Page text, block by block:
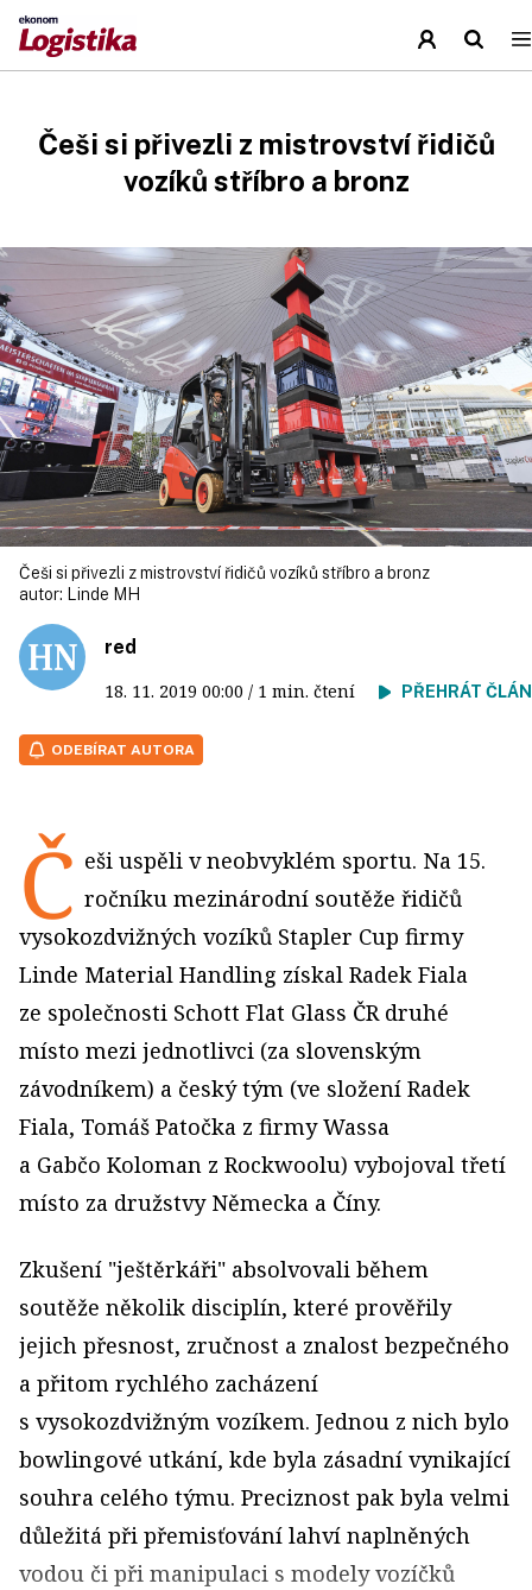
Češi si přivezli z mistrovství řidičů
vozíků stříbro a bronz
Češi si přivezli z mistrovství řidičů vozíků stříbro a bronz
autor:
Linde MH
red
18. 11. 2019 00:00 / 1 min. čtení PŘEHRÁT
ODEBÍRAT AUTORA
Č eši uspěli v neobvyklém sportu. Na 15.
ročníku mezinárodní soutěže řidičů
vysokozdvižných vozíků Stapler Cup firmy
Linde Material Handling získal Radek Fiala
ze společnosti Schott Flat Glass ČR druhé
místo mezi jednotlivci (za slovenským
závodníkem) a český tým (ve složení Radek
Fiala, Tomáš Patočka z firmy Wassa
a Gabčo Koloman z Rockwoolu) vybojoval třetí
místo za družstvy Německa a Číny.
Zkušení "ještěrkáři" absolvovali během
soutěže několik disciplín, které prověřily
jejich přesnost, zručnost a znalost bezpečného
a přitom rychlého zacházení
s vysokozdvižným vozíkem. Jednou z nich bylo
bowlingové utkání, kde byla zásadní vynikající
souhra celého týmu. Preciznost pak byla velmi
důležitá při přemisťování lahví naplněných
vodou či při manipulaci s modely vozíčků